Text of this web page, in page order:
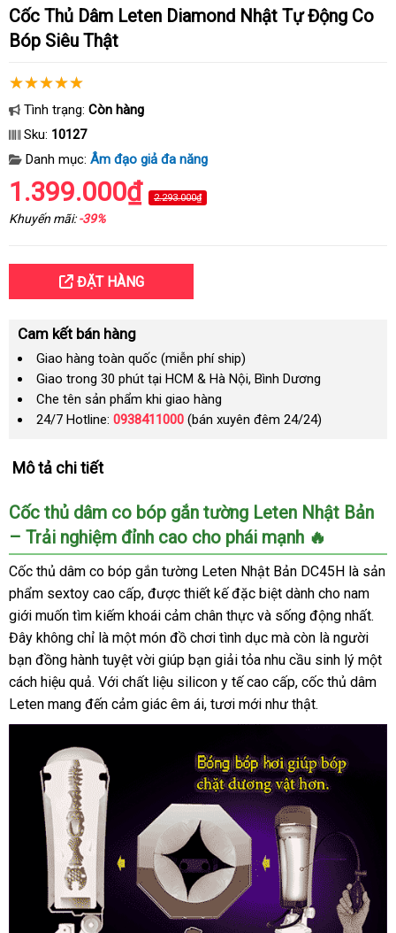
Cốc Thủ Dâm Leten Diamond Nhật Tự Động Co
Bóp Siêu Thật
Tình trạng: Còn hàng
Sku: 10127
Danh mục: Âm đạo giả đa năng
1.399.000₫ 2.293.000₫
Khuyến mãi:-39%
ĐẶT HÀNG
Cam kết bán hàng
Giao hàng toàn quốc (miễn phí ship)
Giao trong 30 phút tại HCM & Hà Nội, Bình Dương
Che tên sản phẩm khi giao hàng
24/7 Hotline: 0938411000 (bán xuyên đêm 24/24)
Mô tả chi tiết
Cốc thủ dâm co bóp gắn tường Leten Nhật Bản
– Trải nghiệm đỉnh cao cho phái mạnh 🔥
Cốc thủ dâm co bóp gắn tường Leten Nhật Bản DC45H là sản
phẩm sextoy cao cấp, được thiết kế đặc biệt dành cho nam
giới muốn tìm kiếm khoái cảm chân thực và sống động nhất.
Đây không chỉ là một món đồ chơi tình dục mà còn là người
bạn đồng hành tuyệt vời giúp bạn giải tỏa nhu cầu sinh lý một
cách hiệu quả. Với chất liệu silicon y tế cao cấp, cốc thủ dâm
Leten mang đến cảm giác êm ái, tươi mới như thật.